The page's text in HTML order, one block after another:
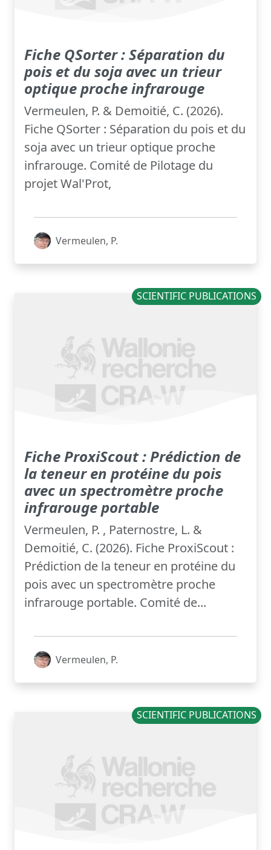
Fiche QSorter : Séparation du
pois et du soja avec un trieur
optique proche infrarouge
Vermeulen, P. & Demoitié, C. (2026).
Fiche QSorter : Séparation du pois et du
soja avec un trieur optique proche
infrarouge. Comité de Pilotage du
projet Wal'Prot,
Vermeulen, P.
SCIENTIFIC PUBLICATIONS
Fiche ProxiScout : Prédiction de
la teneur en protéine du pois
avec un spectromètre proche
infrarouge portable
Vermeulen, P. , Paternostre, L. &
Demoitié, C. (2026). Fiche ProxiScout :
Prédiction de la teneur en protéine du
pois avec un spectromètre proche
infrarouge portable. Comité de...
Vermeulen, P.
SCIENTIFIC PUBLICATIONS